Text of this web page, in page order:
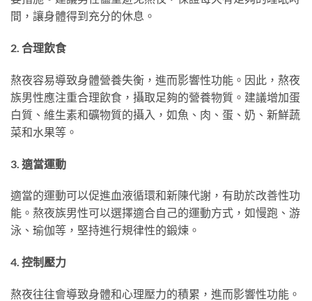
間，讓身體得到充分的休息。
2. 合理飲食
熬夜容易導致身體營養失衡，進而影響性功能。因此，熬夜
族男性應注重合理飲食，攝取足夠的營養物質。建議增加蛋
白質、維生素和礦物質的攝入，如魚、肉、蛋、奶、新鮮蔬
菜和水果等。
3. 適當運動
適當的運動可以促進血液循環和新陳代謝，有助於改善性功
能。熬夜族男性可以選擇適合自己的運動方式，如慢跑、游
泳、瑜伽等，堅持進行規律性的鍛煉。
4. 控制壓力
熬夜往往會導致身體和心理壓力的積累，進而影響性功能。